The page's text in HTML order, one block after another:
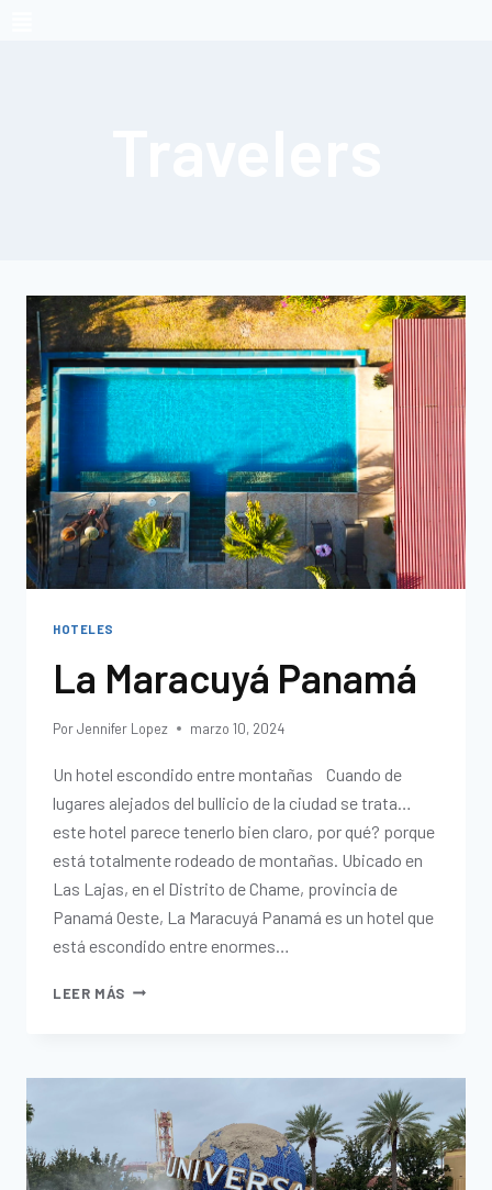
HOTELES
La Maracuyá Panamá
PorJennifer Lopez marzo 10, 2024
Un hotel escondido entre montañas Cuando de
lugares alejados del bullicio de la ciudad se trata…
este hotel parece tenerlo bien claro, por qué? porque
está totalmente rodeado de montañas. Ubicado en
Las Lajas, en el Distrito de Chame, provincia de
Panamá Oeste, La Maracuyá Panamá es un hotel que
está escondido entre enormes…
LEER MÁS